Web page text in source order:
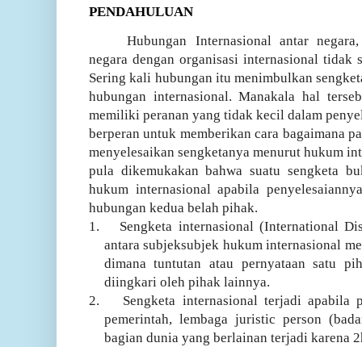
PENDAHULUAN
Hubungan Internasional antar
negara dengan organisasi internasional tidak
Sering kali hubungan itu menimbulkan
hubungan internasional. Manakala hal
memiliki peranan yang tidak kecil dalam
berperan untuk memberikan cara bagaimana
menyelesaikan sengketanya menurut hukum
pula dikemukakan bahwa suatu sengketa
hukum internasional apabila
hubungan kedua belah pihak.
1.
Sengketa internasional (International
antara subjeksubjek hukum internasional
dimana tuntutan atau pernyataan satu
diingkari oleh pihak lainnya.
2.
Sengketa internasional terjadi apabila
pemerintah, lembaga juristic person
bagian dunia yang berlainan terjadi karena